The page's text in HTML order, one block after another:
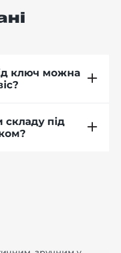
ключ можна
складу під